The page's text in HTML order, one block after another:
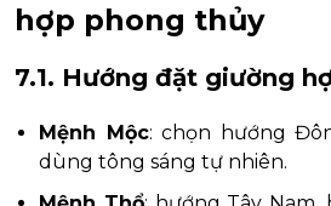
hợp phong thủy
7.1. Hướng đặt giường
Mệnh Mộc: chọn hướng
dùng tông sáng tự nhiên.